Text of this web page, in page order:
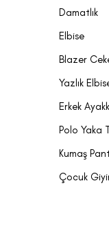
Damatlık
Elbise
Blazer
Yazlık
Erkek
Polo Yaka
Kumaş
Çocuk